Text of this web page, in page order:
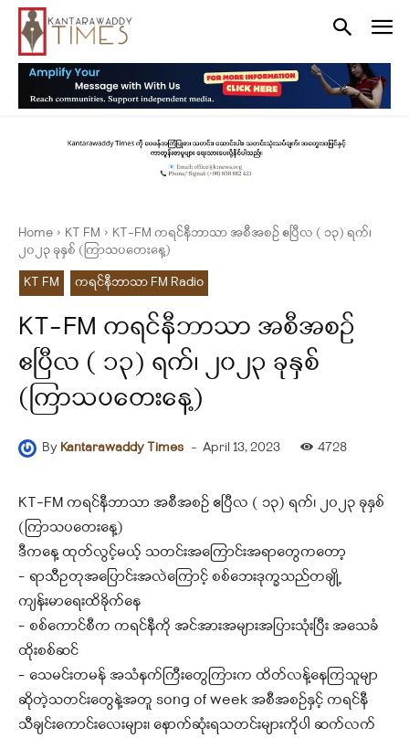
Home KT FM
KT-FM ကရင်နီဘာသာ အစီအစဉ် ဧပြီလ ( ၁၃) ရက်၊
၂၀၂၃ ခုနှစ် (ကြာသပတေးနေ့)
KT FM
ကရင်နီဘာသာ FM Radio
KT-FM ကရင်နီဘာသာ အစီအစဉ်
ဧပြီလ ( ၁၃) ရက်၊ ၂၀၂၃ ခုနှစ်
(ကြာသပတေးနေ့)
By Kantarawaddy Times - April 13, 2023 4728
KT-FM ကရင်နီဘာသာ အစီအစဉ် ဧပြီလ ( ၁၃) ရက်၊ ၂၀၂၃ ခုနှစ်
(ကြာသပတေးနေ့)
ဒီကနေ့ ထုတ်လွင့်မယ့် သတင်းအကြောင်းအရာတွေကတော့
– ရာသီဥတုအပြောင်းအလဲကြောင့် စစ်ဘေးဒုက္ခသည်တချို့
ကျန်းမာရေးထိခိုက်နေ
– စစ်ကောင်စီက ကရင်နီကို အင်အားအများအပြားသုံးပြီး အသေခံ
ထိုးစစ်ဆင်
– သေမင်းတမန် အသံနက်ကြီးတွေကြားက ထိတ်လန့်နေကြသူမျာ
ဆိုတဲ့သတင်းတွေနဲ့အတူ song of week အစီအစဉ်နှင့် ကရင်နီ
သီချင်းကောင်းလေးများ၊ နောက်ဆုံးရသတင်းများကိုပါ ဆက်လက်